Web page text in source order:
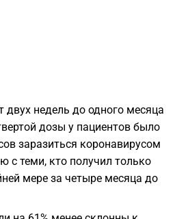
двух недель до одного месяца
дозы у пациентов было
заразиться коронавирусом
с теми, кто получил только
мере за четыре месяца до